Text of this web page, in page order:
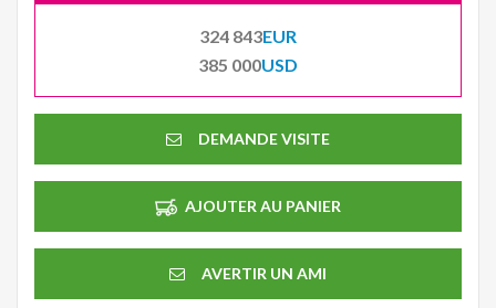
324 843EUR
385 000USD
DEMANDE VISITE
AJOUTER AU PANIER
AVERTIR UN AMI